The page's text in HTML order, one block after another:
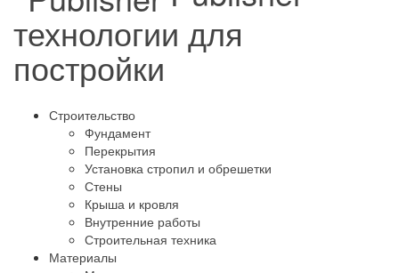
технологии для
постройки
Строительство
Фундамент
Перекрытия
Установка стропил и обрешетки
Стены
Крыша и кровля
Внутренние работы
Строительная техника
Материалы